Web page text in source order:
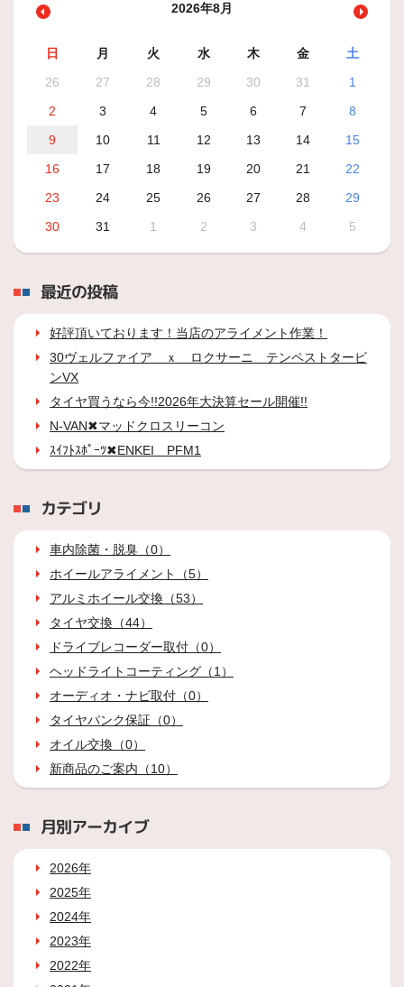
2026年8月
日 月 火 水 木 金
土
26
27 28 29 30 31
1
2
3 4 5 6 7
8
9
10 11 12 13 14
15
16
17 18 19 20 21
22
23
24 25 26 27 28
29
30
31 1 2 3 4 5
最近の投稿
好評頂いております！当店のアライメント作業！
30ヴェルファイア ｘ ロクサーニ テンペストタービ
ンVX
タイヤ買うなら今!!2026年大決算セール開催!!
N-VAN✖マッドクロスリーコン
ｽｲﾌﾄｽﾎﾟｰﾂ✖ENKEI PFM1
カテゴリ
車内除菌・脱臭（0）
ホイールアライメント（5）
アルミホイール交換（53）
タイヤ交換（44）
ドライブレコーダー取付（0）
ヘッドライトコーティング（1）
オーディオ・ナビ取付（0）
タイヤパンク保証（0）
オイル交換（0）
新商品のご案内（10）
月別アーカイブ
2026年
2025年
2024年
2023年
2022年